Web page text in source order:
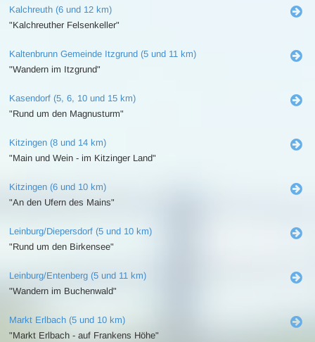
Kalchreuth (6 und 12 km)
"Kalchreuther Felsenkeller"
Kaltenbrunn Gemeinde Itzgrund (5 und 11 km)
"Wandern im Itzgrund"
Kasendorf (5, 6, 10 und 15 km)
"Rund um den Magnusturm"
Kitzingen (8 und 14 km)
"Main und Wein - im Kitzinger Land"
Kitzingen (6 und 10 km)
"An den Ufern des Mains"
Leinburg/Diepersdorf (5 und 10 km)
"Rund um den Birkensee"
Leinburg/Entenberg (5 und 11 km)
"Wandern im Buchenwald"
Markt Erlbach (5 und 10 km)
"Markt Erlbach - auf Frankens Höhe"